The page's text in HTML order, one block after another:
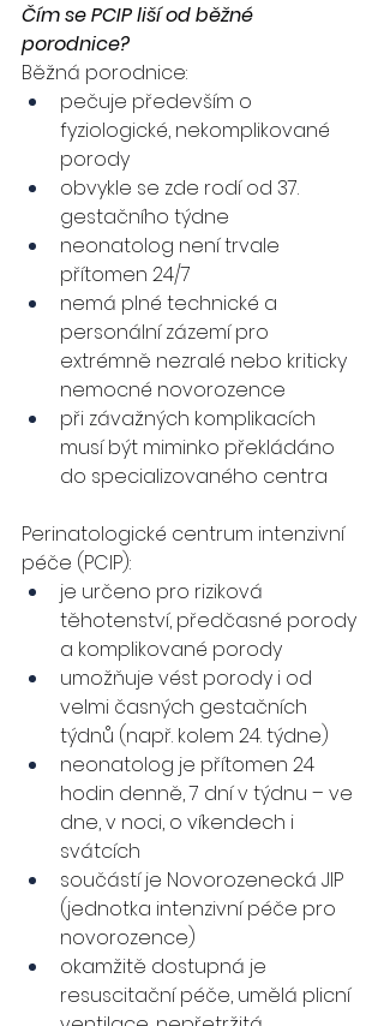
Čím se PCIP liší od běžné
porodnice?
Běžná porodnice:
pečuje především o
fyziologické, nekomplikované
porody
obvykle se zde rodí od 37.
gestačního týdne
neonatolog není trvale
přítomen 24/7
nemá plné technické a
personální zázemí pro
extrémně nezralé nebo kriticky
nemocné novorozence
při závažných komplikacích
musí být miminko překládáno
do specializovaného centra
Perinatologické centrum intenzivní
péče (PCIP):
je určeno pro riziková
těhotenství, předčasné porody
a komplikované porody
umožňuje vést porody i od
velmi časných gestačních
týdnů (např. kolem 24. týdne)
neonatolog je přítomen 24
hodin denně, 7 dní v týdnu – ve
dne, v noci, o víkendech i
svátcích
součástí je Novorozenecká JIP
(jednotka intenzivní péče pro
novorozence)
okamžitě dostupná je
resuscitační péče, umělá plicní